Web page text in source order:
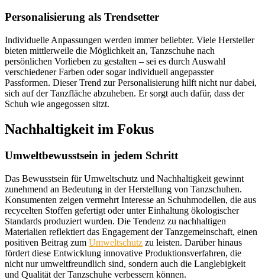
Personalisierung als Trendsetter
Individuelle Anpassungen werden immer beliebter. Viele Hersteller
bieten mittlerweile die Möglichkeit an, Tanzschuhe nach
persönlichen Vorlieben zu gestalten – sei es durch Auswahl
verschiedener Farben oder sogar individuell angepasster
Passformen. Dieser Trend zur Personalisierung hilft nicht nur dabei,
sich auf der Tanzfläche abzuheben. Er sorgt auch dafür, dass der
Schuh wie angegossen sitzt.
Nachhaltigkeit im Fokus
Umweltbewusstsein in jedem Schritt
Das Bewusstsein für Umweltschutz und Nachhaltigkeit gewinnt
zunehmend an Bedeutung in der Herstellung von Tanzschuhen.
Konsumenten zeigen vermehrt Interesse an Schuhmodellen, die aus
recycelten Stoffen gefertigt oder unter Einhaltung ökologischer
Standards produziert wurden. Die Tendenz zu nachhaltigen
Materialien reflektiert das Engagement der Tanzgemeinschaft, einen
positiven Beitrag zum Umweltschutz zu leisten. Darüber hinaus
fördert diese Entwicklung innovative Produktionsverfahren, die
nicht nur umweltfreundlich sind, sondern auch die Langlebigkeit
und Qualität der Tanzschuhe verbessern können.